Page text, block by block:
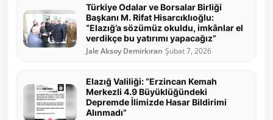
Türkiye Odalar ve Borsalar Birliği
Başkanı M. Rifat Hisarcıklıoğlu:
“Elazığ’a sözümüz okuldu, imkânlar el
verdikçe bu yatırımı yapacağız”
Jale Aksoy Demirkıran Şubat 7, 2026
Elazığ Valiliği: “Erzincan Kemah
Merkezli 4.9 Büyüklüğündeki
Depremde İlimizde Hasar Bildirimi
Alınmadı”